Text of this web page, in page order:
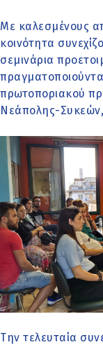
Με καλεσμένους
κοινότητα
σεμινάρια
πρωτοποριακού
Νεάπολης-Συκεών,
Την τελευταία